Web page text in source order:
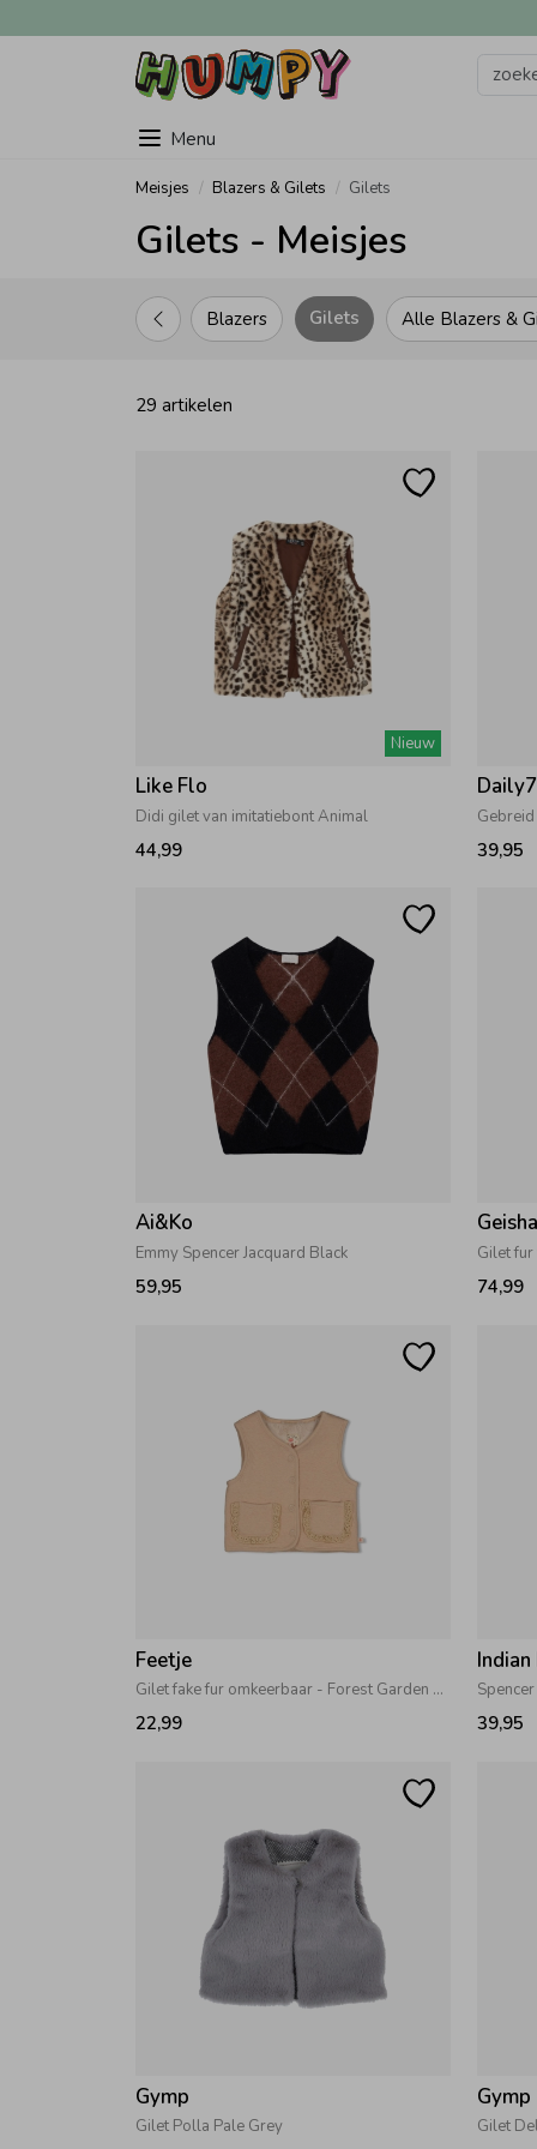
Menu
Meisjes Blazers & Gilets Gilets
Gilets - Meisjes
Alle Blazers &
Blazers Gilets
29 artikelen
Nieuw
Like Flo
Didi gilet van imitatiebont Animal
44,99
Daily7
39,95
Ai&Ko
Emmy Spencer Jacquard Black
59,95
Geisha
Gilet
74,99
Feetje
Gilet fake fur omkeerbaar - Forest Garden Zand
22,99
Indian
39,95
Gymp
Gilet Polla Pale Grey
Gymp
Gilet